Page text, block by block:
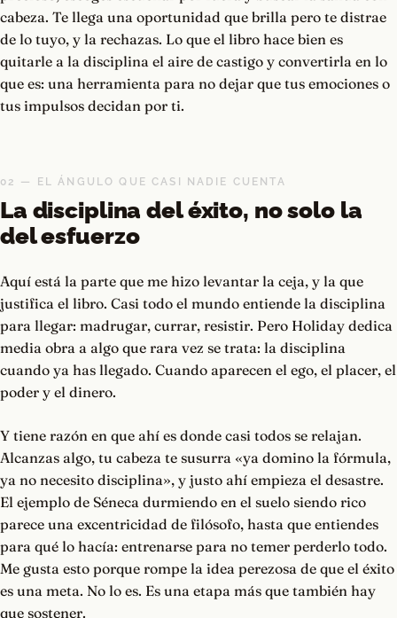
cabeza. Te llega una oportunidad que brilla pero te distrae
de lo tuyo, y la rechazas. Lo que el libro hace bien es
quitarle a la disciplina el aire de castigo y convertirla en lo
que es: una herramienta para no dejar que tus emociones o
tus impulsos decidan por ti.
02 — EL ÁNGULO QUE CASI NADIE CUENTA
La disciplina del éxito, no solo la
del esfuerzo
Aquí está la parte que me hizo levantar la ceja, y la que
justifica el libro. Casi todo el mundo entiende la disciplina
para llegar: madrugar, currar, resistir. Pero Holiday dedica
media obra a algo que rara vez se trata: la disciplina
cuando ya has llegado. Cuando aparecen el ego, el placer, el
poder y el dinero.
Y tiene razón en que ahí es donde casi todos se relajan.
Alcanzas algo, tu cabeza te susurra «ya domino la fórmula,
ya no necesito disciplina», y justo ahí empieza el desastre.
El ejemplo de Séneca durmiendo en el suelo siendo rico
parece una excentricidad de filósofo, hasta que entiendes
para qué lo hacía: entrenarse para no temer perderlo todo.
Me gusta esto porque rompe la idea perezosa de que el éxito
es una meta. No lo es. Es una etapa más que también hay
que sostener.